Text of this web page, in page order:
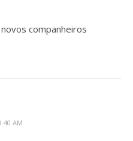
companheiros
AM